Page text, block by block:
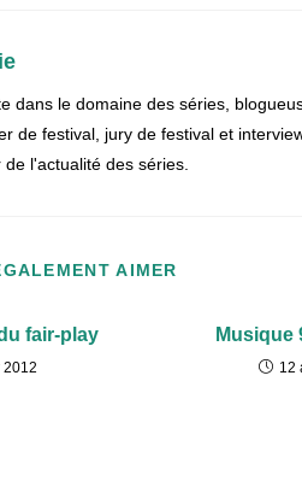
dans le domaine des séries,
de festival, jury de festival et
de l'actualité des séries.
AIMER
fair-play
2012
Musique
12